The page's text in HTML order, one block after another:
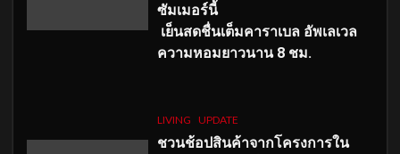
ซัมเมอร์นี้
เย็นสดชื่นเต็มคาราเบล อัพเลเวล
ความหอมยาวนาน 8 ชม.
LIVING UPDATE
ชวนช้อปสินค้าจากโครงการใน